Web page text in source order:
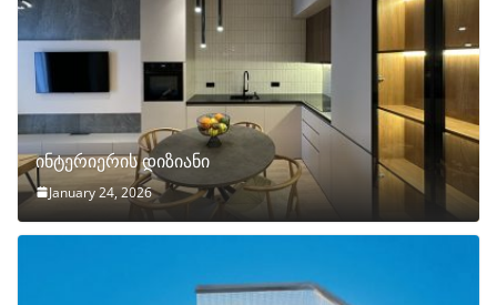
ინტერიერის დიზიანი
January 24, 2026